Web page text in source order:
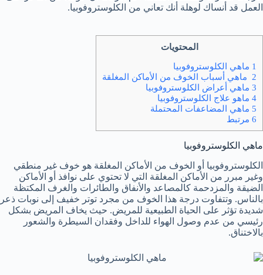
العمل قد أنساك لوهلة أنك تعاني من الكلوستروفوبيا.
المحتويات
1 ماهي الكلوستروفوبيا
2 ماهي أسباب الخوف من الأماكن المغلقة
3 ماهي أعراض الكلوستروفوبيا
4 ماهو علاج الكلوستروفوبيا
5 ماهي المضاعفات المحتملة
6 مرتبط
ماهي الكلوستروفوبيا
الكلوستروفوبيا أو الخوف من الأماكن المغلقة هو خوف غير منطقي
وغير مبرر من الأماكن المغلقة التي لا تحتوي على نوافذ أو الأماكن
الضيقة والمزدحمة كالمصاعد والأنفاق والطائرات والغرف المكتظة
بالناس. وتتفاوت درجة هذا الخوف من مجرد توتر خفيف إلى نوبات ذعر
شديدة تؤثر على الحياة الطبيعية للمريض. حيث يخاف المريض بشكل
رئيسي من عدم وصول الهواء للداخل وفقدان السيطرة والشعور
بالاختناق.